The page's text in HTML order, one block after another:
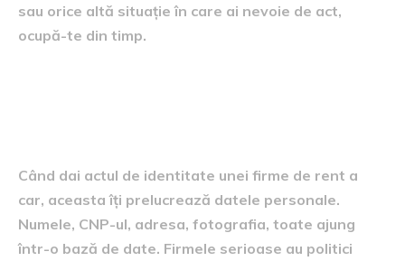
sau orice altă situație în care ai nevoie de act,
ocupă-te din timp.
Când dai actul de identitate unei firme de rent a
car, aceasta îți prelucrează datele personale.
Numele, CNP-ul, adresa, fotografia, toate ajung
într-o bază de date. Firmele serioase au politici